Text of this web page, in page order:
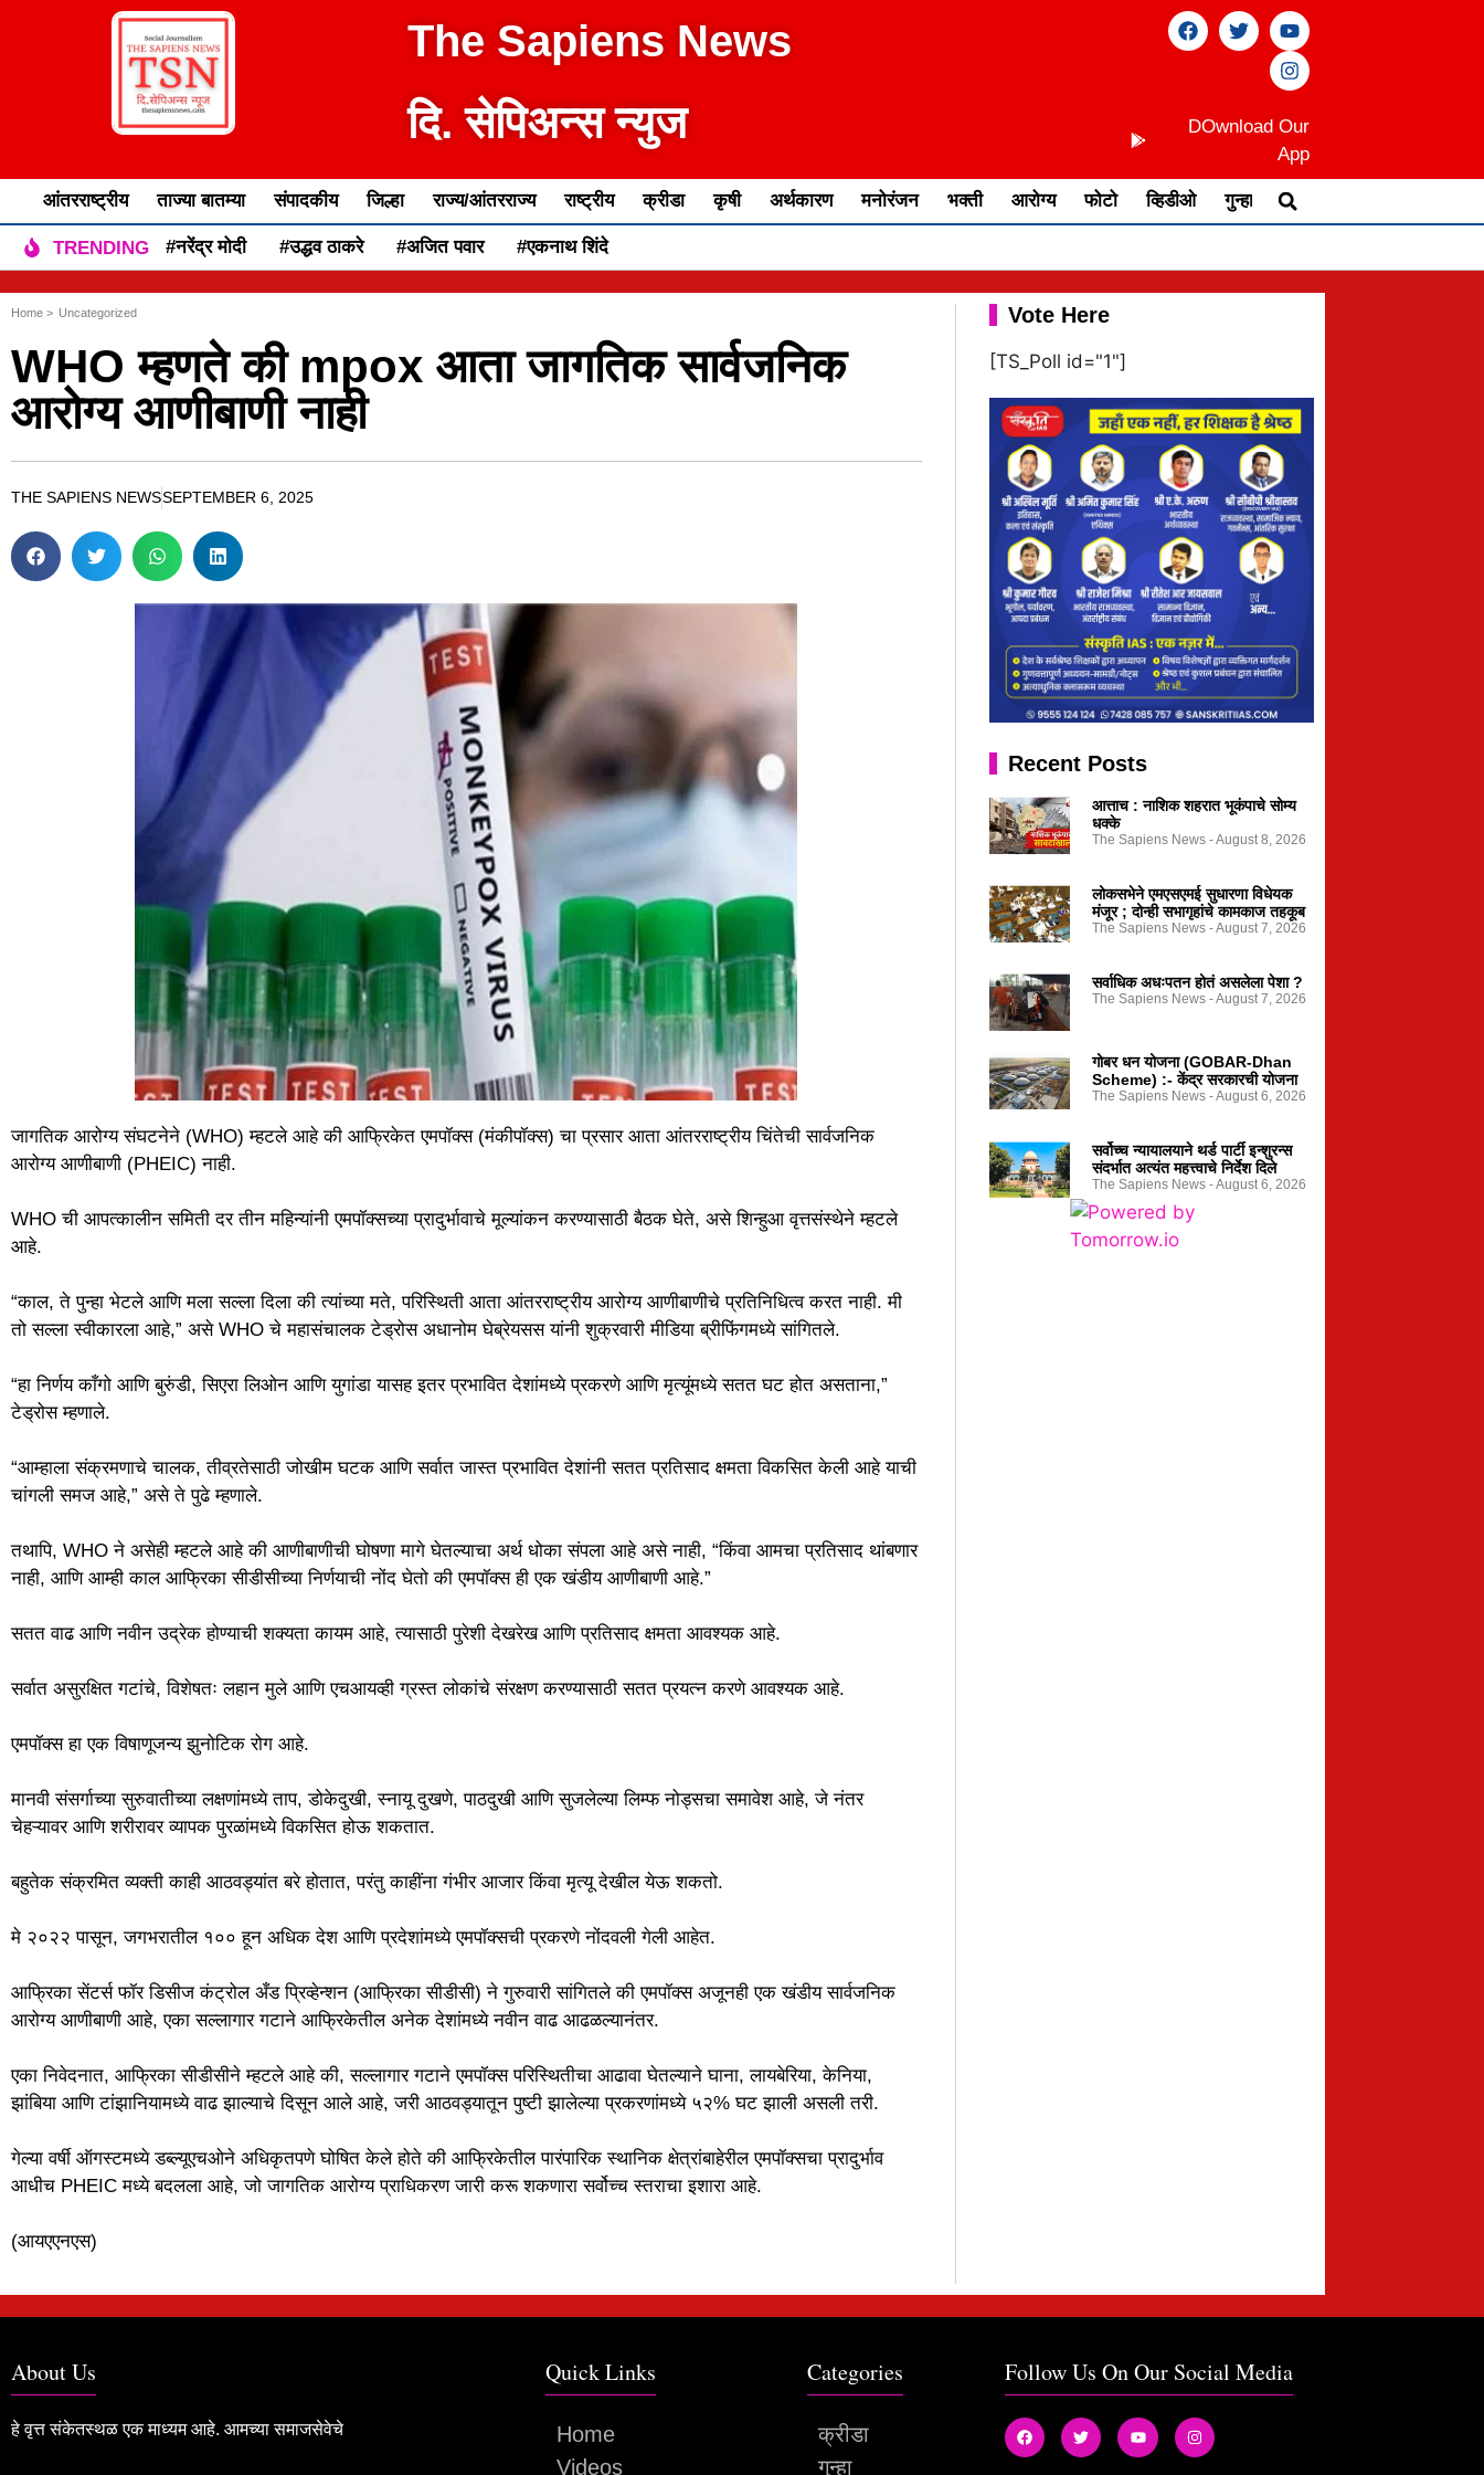
The Sapiens News
दि. सेपिअन्स न्युज
DOwnload Our
App
आंतरराष्ट्रीय ताज्या बातम्या संपादकीय जिल्हा राज्य/आंतरराज्य राष्ट्रीय क्रीडा कृषी अर्थकारण मनोरंजन भक्ती आरोग्य फोटो व्हिडीओ गुन्हा
TRENDING #नरेंद्र मोदी #उद्धव ठाकरे #अजित पवार #एकनाथ शिंदे
Home > Uncategorized
WHO म्हणते की mpox आता जागतिक सार्वजनिक
आरोग्य आणीबाणी नाही
THE SAPIENS NEWSSEPTEMBER 6, 2025
जागतिक आरोग्य संघटनेने (WHO) म्हटले आहे की आफ्रिकेत एमपॉक्स (मंकीपॉक्स) चा प्रसार आता आंतरराष्ट्रीय चिंतेची सार्वजनिक
आरोग्य आणीबाणी (PHEIC) नाही.
WHO ची आपत्कालीन समिती दर तीन महिन्यांनी एमपॉक्सच्या प्रादुर्भावाचे मूल्यांकन करण्यासाठी बैठक घेते, असे शिन्हुआ वृत्तसंस्थेने म्हटले
आहे.
“काल, ते पुन्हा भेटले आणि मला सल्ला दिला की त्यांच्या मते, परिस्थिती आता आंतरराष्ट्रीय आरोग्य आणीबाणीचे प्रतिनिधित्व करत नाही. मी
तो सल्ला स्वीकारला आहे,” असे WHO चे महासंचालक टेड्रोस अधानोम घेब्रेयसस यांनी शुक्रवारी मीडिया ब्रीफिंगमध्ये सांगितले.
“हा निर्णय काँगो आणि बुरुंडी, सिएरा लिओन आणि युगांडा यासह इतर प्रभावित देशांमध्ये प्रकरणे आणि मृत्यूंमध्ये सतत घट होत असताना,”
टेड्रोस म्हणाले.
“आम्हाला संक्रमणाचे चालक, तीव्रतेसाठी जोखीम घटक आणि सर्वात जास्त प्रभावित देशांनी सतत प्रतिसाद क्षमता विकसित केली आहे याची
चांगली समज आहे,” असे ते पुढे म्हणाले.
तथापि, WHO ने असेही म्हटले आहे की आणीबाणीची घोषणा मागे घेतल्याचा अर्थ धोका संपला आहे असे नाही, “किंवा आमचा प्रतिसाद थांबणार
नाही, आणि आम्ही काल आफ्रिका सीडीसीच्या निर्णयाची नोंद घेतो की एमपॉक्स ही एक खंडीय आणीबाणी आहे.”
सतत वाढ आणि नवीन उद्रेक होण्याची शक्यता कायम आहे, त्यासाठी पुरेशी देखरेख आणि प्रतिसाद क्षमता आवश्यक आहे.
सर्वात असुरक्षित गटांचे, विशेषतः लहान मुले आणि एचआयव्ही ग्रस्त लोकांचे संरक्षण करण्यासाठी सतत प्रयत्न करणे आवश्यक आहे.
एमपॉक्स हा एक विषाणूजन्य झुनोटिक रोग आहे.
मानवी संसर्गाच्या सुरुवातीच्या लक्षणांमध्ये ताप, डोकेदुखी, स्नायू दुखणे, पाठदुखी आणि सुजलेल्या लिम्फ नोड्सचा समावेश आहे, जे नंतर
चेहऱ्यावर आणि शरीरावर व्यापक पुरळांमध्ये विकसित होऊ शकतात.
बहुतेक संक्रमित व्यक्ती काही आठवड्यांत बरे होतात, परंतु काहींना गंभीर आजार किंवा मृत्यू देखील येऊ शकतो.
मे २०२२ पासून, जगभरातील १०० हून अधिक देश आणि प्रदेशांमध्ये एमपॉक्सची प्रकरणे नोंदवली गेली आहेत.
आफ्रिका सेंटर्स फॉर डिसीज कंट्रोल अँड प्रिव्हेन्शन (आफ्रिका सीडीसी) ने गुरुवारी सांगितले की एमपॉक्स अजूनही एक खंडीय सार्वजनिक
आरोग्य आणीबाणी आहे, एका सल्लागार गटाने आफ्रिकेतील अनेक देशांमध्ये नवीन वाढ आढळल्यानंतर.
एका निवेदनात, आफ्रिका सीडीसीने म्हटले आहे की, सल्लागार गटाने एमपॉक्स परिस्थितीचा आढावा घेतल्याने घाना, लायबेरिया, केनिया,
झांबिया आणि टांझानियामध्ये वाढ झाल्याचे दिसून आले आहे, जरी आठवड्यातून पुष्टी झालेल्या प्रकरणांमध्ये ५२% घट झाली असली तरी.
गेल्या वर्षी ऑगस्टमध्ये डब्ल्यूएचओने अधिकृतपणे घोषित केले होते की आफ्रिकेतील पारंपारिक स्थानिक क्षेत्रांबाहेरील एमपॉक्सचा प्रादुर्भाव
आधीच PHEIC मध्ये बदलला आहे, जो जागतिक आरोग्य प्राधिकरण जारी करू शकणारा सर्वोच्च स्तराचा इशारा आहे.
(आयएएनएस)
Vote Here
[TS_Poll id="1"]
Recent Posts
आत्ताच : नाशिक शहरात भूकंपाचे सोम्य
धक्के
The Sapiens News August 8, 2026
लोकसभेने एमएसएमई सुधारणा विधेयक
मंजूर ; दोन्ही सभागृहांचे कामकाज तहकूब
The Sapiens News August 7, 2026
सर्वाधिक अधःपतन होतं असलेला पेशा ?
The Sapiens News August 7, 2026
गोबर धन योजना (GOBAR-Dhan
Scheme) :- केंद्र सरकारची योजना
The Sapiens News August 6, 2026
सर्वोच्च न्यायालयाने थर्ड पार्टी इन्शुरन्स
संदर्भात अत्यंत महत्त्वाचे निर्देश दिले
The Sapiens News August 6, 2026
About Us
हे वृत्त संकेतस्थळ एक माध्यम आहे. आमच्या समाजसेवेचे
Quick Links
Home
Videos
Categories
क्रीडा
गुन्हा
Follow Us On Our Social Media